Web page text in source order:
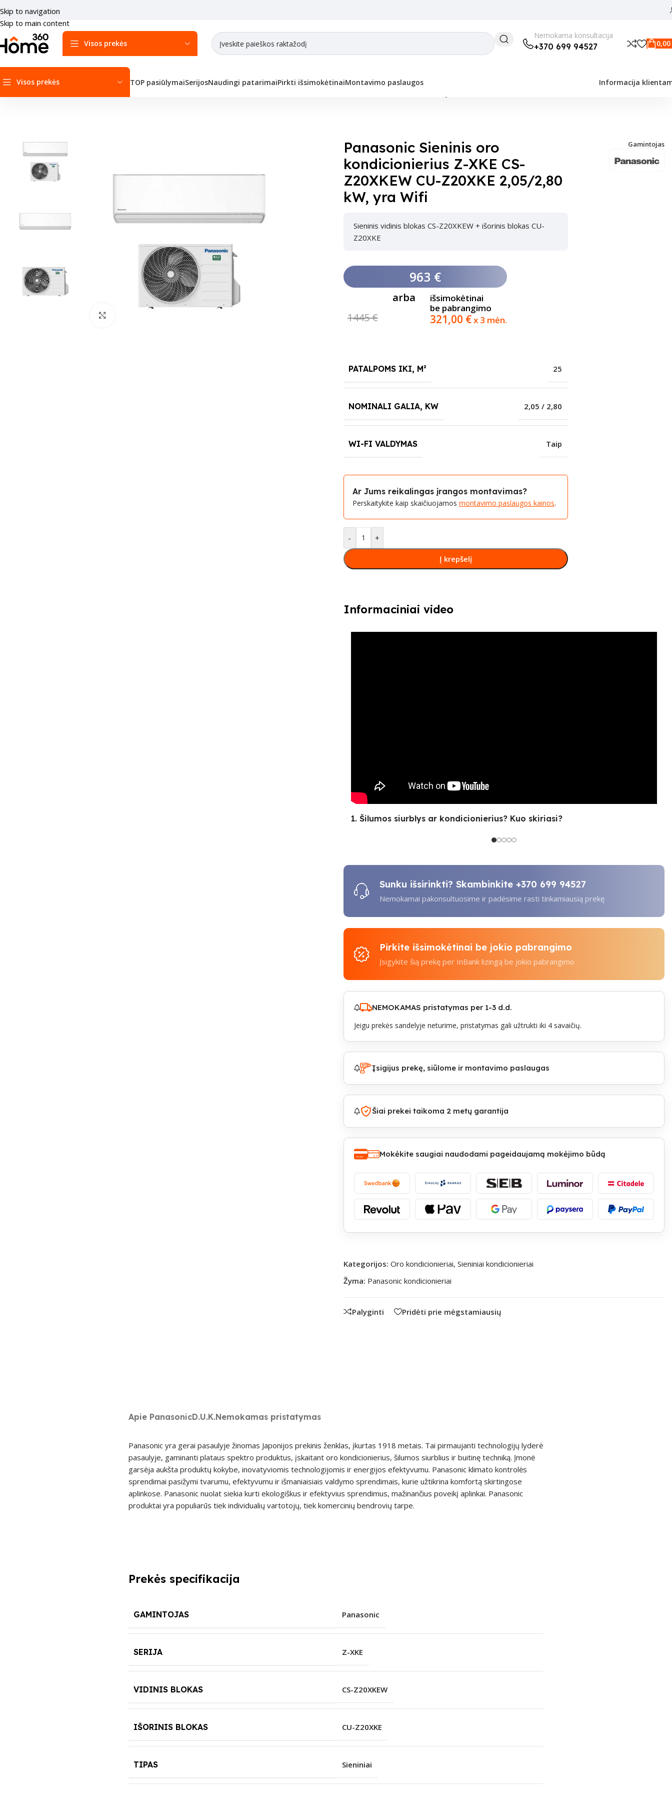
Skip to navigation
Skip to main content
Visos prekės
Nemokama konsultacija
+370 699 94527 0,00
Visos prekės TOP pasiūlymaiSerijosNaudingi patarimaiPirkti išsimokėtinaiMontavimo paslaugos Informacija
Panasonic Sieninis oro
kondicionierius Z-XKE CS-
Z20XKEW CU-Z20XKE 2,05/2,80
kW, yra Wifi
Gamintojas
Sieninis vidinis blokas CS-Z20XKEW + išorinis blokas CU-
Z20XKE
963 €
1445 €
arba
išsimokėtinai
be pabrangimo
321,00 €x 3 mėn.
PATALPOMS IKI, M² 25
NOMINALI GALIA, KW 2,05 / 2,80
WI-FI VALDYMAS Taip
Ar Jums reikalingas įrangos montavimas?
Perskaitykite kaip skaičiuojamos montavimo paslaugos kainos.
- +
Į krepšelį
Informaciniai video
1. Šilumos siurblys ar kondicionierius? Kuo skiriasi?
Sunku išsirinkti? Skambinkite +370 699 94527
Nemokamai pakonsultuosime ir padėsime rasti tinkamiausią prekę
Pirkite išsimokėtinai be jokio pabrangimo
Įsigykite šią prekę per InBank lizingą be jokio pabrangimo
NEMOKAMAS pristatymas per 1-3 d.d.
Jeigu prekės sandelyje neturime, pristatymas gali užtrukti iki 4 savaičių.
Įsigijus prekę, siūlome ir montavimo paslaugas
Šiai prekei taikoma 2 metų garantija
Mokėkite saugiai naudodami pageidaujamą mokėjimo būdą
Kategorijos: Oro kondicionieriai, Sieniniai kondicionieriai
Žyma: Panasonic kondicionieriai
Palyginti Pridėti prie mėgstamiausių
Apie PanasonicD.U.K.Nemokamas pristatymas
Panasonic yra gerai pasaulyje žinomas Japonijos prekinis ženklas, įkurtas 1918 metais. Tai pirmaujanti technologijų lyderė
pasaulyje, gaminanti plataus spektro produktus, įskaitant oro kondicionierius, šilumos siurblius ir buitinę techniką. Įmonė
garsėja aukšta produktų kokybe, inovatyviomis technologijomis ir energijos efektyvumu. Panasonic klimato kontrolės
sprendimai pasižymi tvarumu, efektyvumu ir išmaniaisiais valdymo sprendimais, kurie užtikrina komfortą skirtingose
aplinkose. Panasonic nuolat siekia kurti ekologiškus ir efektyvius sprendimus, mažinančius poveikį aplinkai. Panasonic
produktai yra populiarūs tiek individualių vartotojų, tiek komercinių bendrovių tarpe.
Prekės specifikacija
GAMINTOJAS Panasonic
SERIJA Z-XKE
VIDINIS BLOKAS CS-Z20XKEW
IŠORINIS BLOKAS CU-Z20XKE
TIPAS Sieniniai